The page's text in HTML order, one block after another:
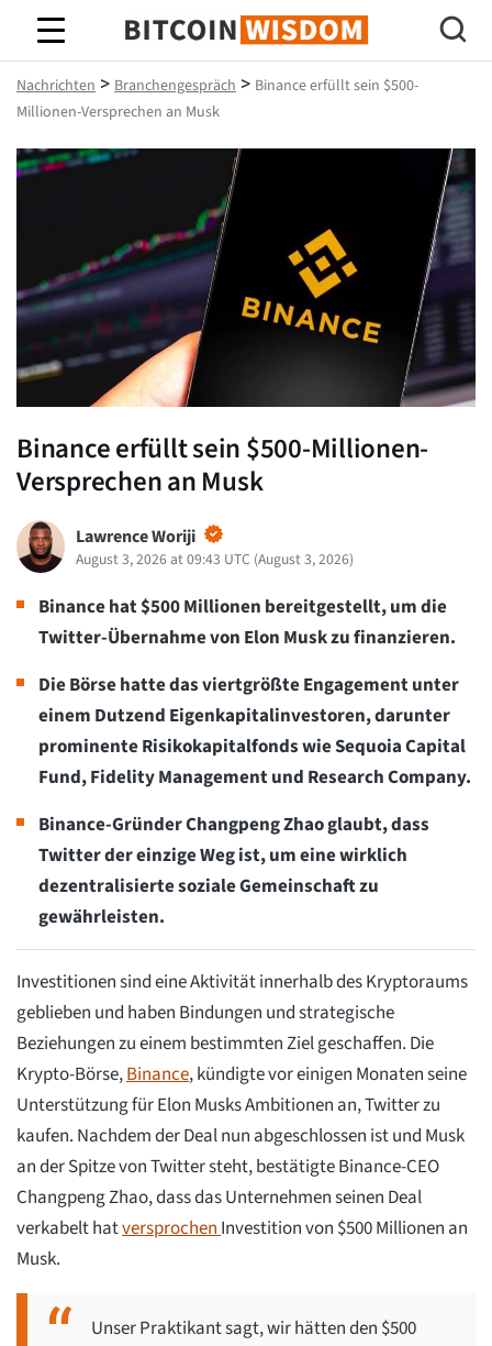
Bitcoin-Weisheit
Nachrichten > Branchengespräch > Binance erfüllt sein $500-
Millionen-Versprechen an Musk
Binance erfüllt sein $500-Millionen-
Versprechen an Musk
Lawrence Woriji
August 3, 2026 at 09:43 UTC (August 3, 2026)
Binance hat $500 Millionen bereitgestellt, um die
Twitter-Übernahme von Elon Musk zu finanzieren.
Die Börse hatte das viertgrößte Engagement unter
einem Dutzend Eigenkapitalinvestoren, darunter
prominente Risikokapitalfonds wie Sequoia Capital
Fund, Fidelity Management und Research Company.
Binance-Gründer Changpeng Zhao glaubt, dass
Twitter der einzige Weg ist, um eine wirklich
dezentralisierte soziale Gemeinschaft zu
gewährleisten.
Investitionen sind eine Aktivität innerhalb des Kryptoraums
geblieben und haben Bindungen und strategische
Beziehungen zu einem bestimmten Ziel geschaffen. Die
Krypto-Börse,Binance, kündigte vor einigen Monaten seine
Unterstützung für Elon Musks Ambitionen an, Twitter zu
kaufen. Nachdem der Deal nun abgeschlossen ist und Musk
an der Spitze von Twitter steht, bestätigte Binance-CEO
Changpeng Zhao, dass das Unternehmen seinen Deal
verkabelt hatversprochenInvestition von $500 Millionen an
Musk.
Unser Praktikant sagt, wir hätten den $500